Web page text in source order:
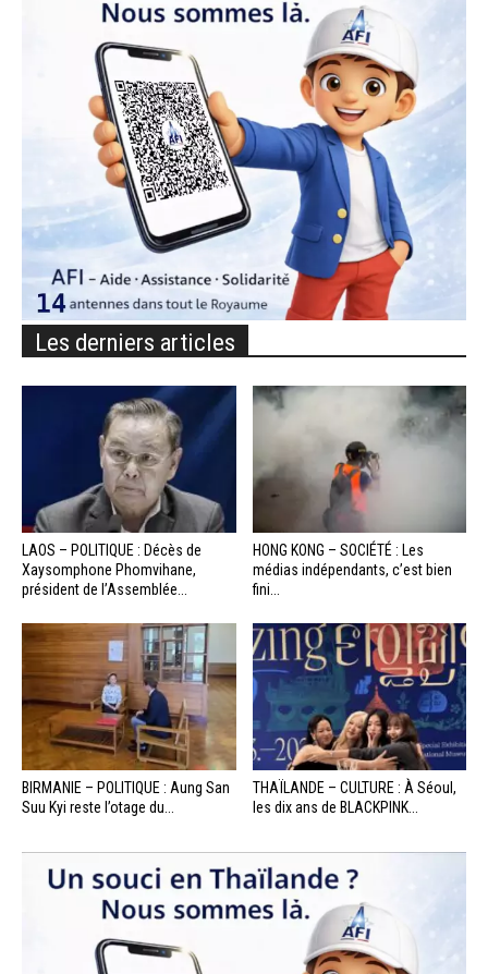
Les derniers articles
LAOS – POLITIQUE : Décès de
Xaysomphone Phomvihane,
président de l’Assemblée...
HONG KONG – SOCIÉTÉ : Les
médias indépendants, c’est bien
fini...
BIRMANIE – POLITIQUE : Aung San
Suu Kyi reste l’otage du...
THAÏLANDE – CULTURE : À Séoul,
les dix ans de BLACKPINK...